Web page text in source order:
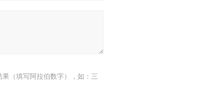
果（填写阿拉伯数字），如：三